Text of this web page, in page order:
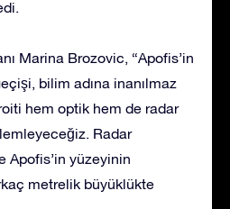
Marina Brozovic, “Apofis’in
bilim adına inanılmaz
hem optik hem de radar
Radar
Apofis’in yüzeyinin
metrelik büyüklükte